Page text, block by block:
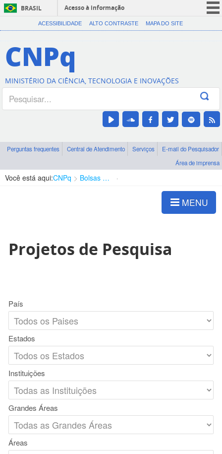
BRASIL
Acesso à informação
CORONAVÍRUS (COVID-19)
Canais
ACESSIBILIDADE ALTO CONTRASTE MAPA DO SITE
CNPq
MINISTÉRIO DA CIÊNCIA, TECNOLOGIA E INOVAÇÕES
Perguntas frequentes Central de Atendimento Serviços
E-mail do Pesquisador
Área de imprensa
Você está aqui:CNPq Bolsas e Auxílios Vigentes
MENU
Projetos de Pesquisa
País
Estados
Instituições
Grandes Áreas
Áreas